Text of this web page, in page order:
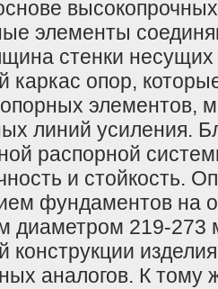
элементы
стенки несущих
опор,
элементов,
линий усиления.
распорной
и стойкость.
фундаментов на
диаметром 219-273
конструкции
аналогов. К тому